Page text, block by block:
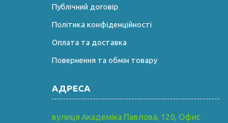
Публічний договір
Політика конфіденційності
Оплата та доставка
Повернення та обмін товару
вулиця Академіка Павлова, 120, Офис